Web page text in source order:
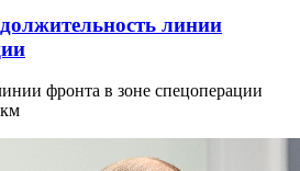
линии
фронта в зоне спецоперации